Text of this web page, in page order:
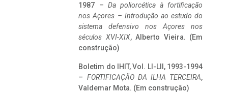
1987 – Da poliorcética à fortificação
nos Açores – Introdução ao estudo do
sistema defensivo nos Açores nos
séculos XVI-XIX, Alberto Vieira. (Em
construção)
Boletim do IHIT, Vol. LI-LII, 1993-1994
– FORTIFICAÇÃO DA ILHA TERCEIRA,
Valdemar Mota. (Em construção)